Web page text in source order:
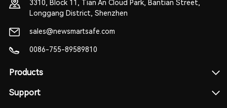
3310, Block 11, Tian An Cloud Park, Bantian Street,
Longgang District, Shenzhen
sales@newsmartsafe.com
0086-755-89589810
Products
Support